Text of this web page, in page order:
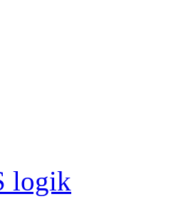
logik